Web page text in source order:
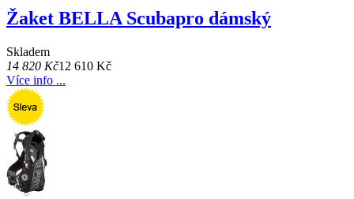
Žaket BELLA Scubapro dámský
Skladem
14 820 Kč12 610 Kč
Více info ...